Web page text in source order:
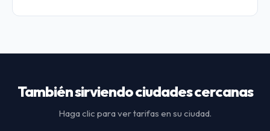
También sirviendo ciudades cercanas
Haga clic para ver tarifas en su ciudad.